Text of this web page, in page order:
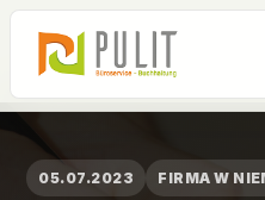
05.07.2023 FIRMA W